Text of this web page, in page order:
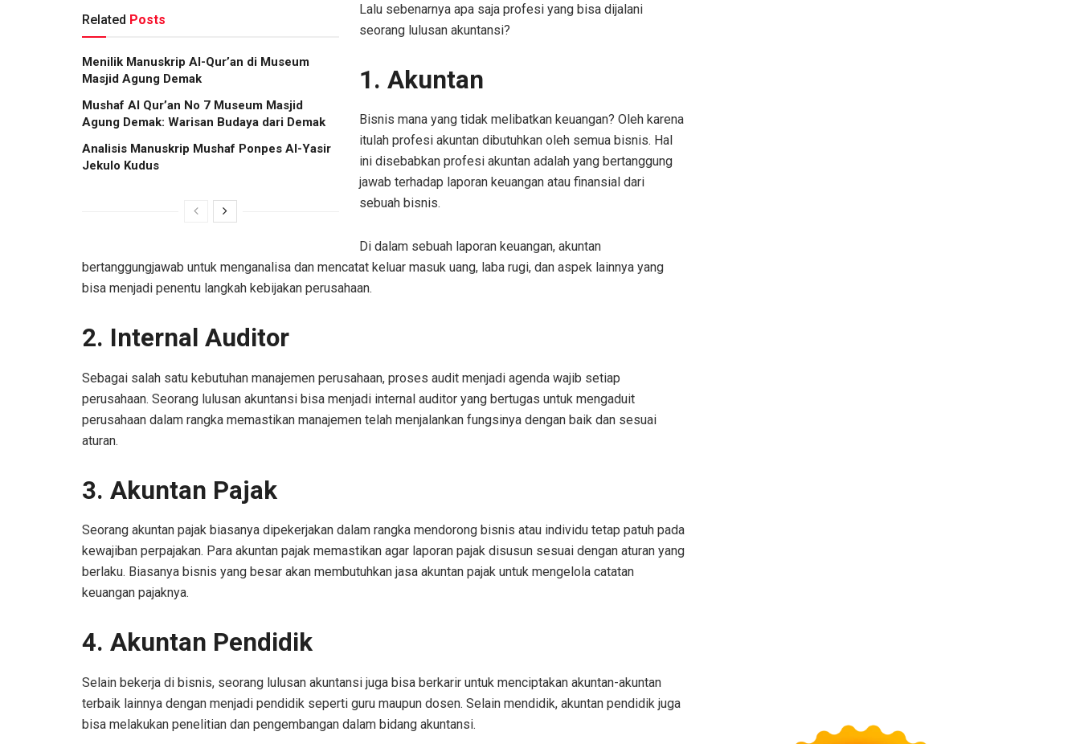
Related Posts
Menilik Manuskrip Al-Qur’an di Museum
Masjid Agung Demak
Mushaf Al Qur’an No 7 Museum Masjid
Agung Demak: Warisan Budaya dari Demak
Analisis Manuskrip Mushaf Ponpes Al-Yasir
Jekulo Kudus
Lalu sebenarnya apa saja profesi yang bisa dijalani
seorang lulusan akuntansi?
1. Akuntan
Bisnis mana yang tidak melibatkan keuangan? Oleh karena
itulah profesi akuntan dibutuhkan oleh semua bisnis. Hal
ini disebabkan profesi akuntan adalah yang bertanggung
jawab terhadap laporan keuangan atau finansial dari
sebuah bisnis.
Di dalam sebuah laporan keuangan, akuntan
bertanggungjawab untuk menganalisa dan mencatat keluar masuk uang, laba rugi, dan aspek lainnya yang
bisa menjadi penentu langkah kebijakan perusahaan.
2. Internal Auditor
Sebagai salah satu kebutuhan manajemen perusahaan, proses audit menjadi agenda wajib setiap
perusahaan. Seorang lulusan akuntansi bisa menjadi internal auditor yang bertugas untuk mengaduit
perusahaan dalam rangka memastikan manajemen telah menjalankan fungsinya dengan baik dan sesuai
aturan.
3. Akuntan Pajak
Seorang akuntan pajak biasanya dipekerjakan dalam rangka mendorong bisnis atau individu tetap patuh pada
kewajiban perpajakan. Para akuntan pajak memastikan agar laporan pajak disusun sesuai dengan aturan yang
berlaku. Biasanya bisnis yang besar akan membutuhkan jasa akuntan pajak untuk mengelola catatan
keuangan pajaknya.
4. Akuntan Pendidik
Selain bekerja di bisnis, seorang lulusan akuntansi juga bisa berkarir untuk menciptakan akuntan-akuntan
terbaik lainnya dengan menjadi pendidik seperti guru maupun dosen. Selain mendidik, akuntan pendidik juga
bisa melakukan penelitian dan pengembangan dalam bidang akuntansi.